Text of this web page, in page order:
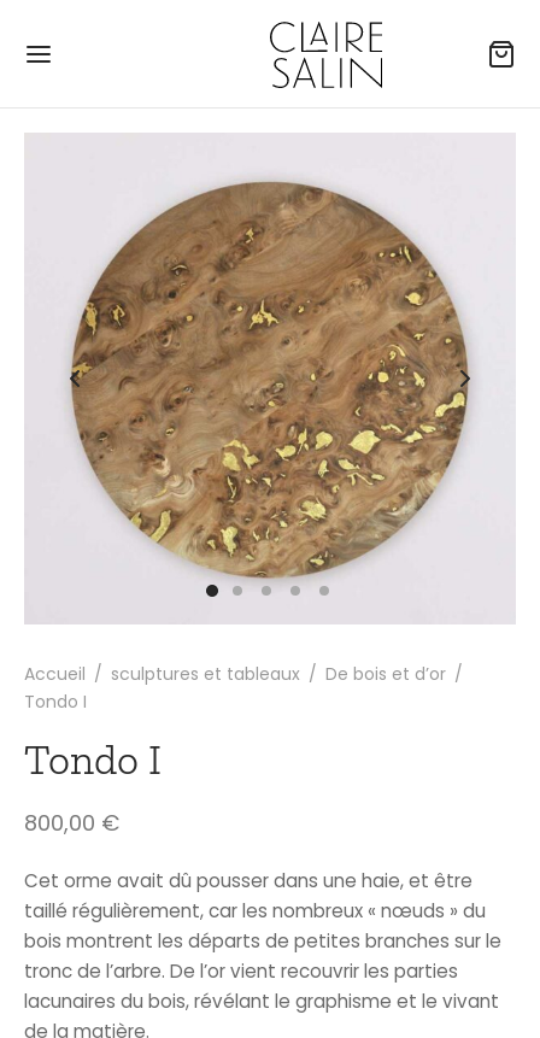
Accueil / sculptures et tableaux / De bois et d’or /
Tondo I
Tondo I
800,00 €
Cet orme avait dû pousser dans une haie, et être
taillé régulièrement, car les nombreux « nœuds » du
bois montrent les départs de petites branches sur le
tronc de l’arbre. De l’or vient recouvrir les parties
lacunaires du bois, révélant le graphisme et le vivant
de la matière.